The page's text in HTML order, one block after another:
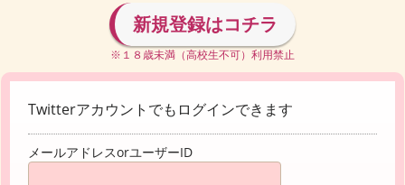
新規登録はコチラ
※１８歳未満（高校生不可）利用禁止
Twitterアカウントでもログインできます
メールアドレスorユーザーID